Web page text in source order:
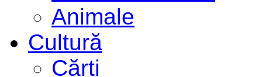
Animale
Cultură
Cărti